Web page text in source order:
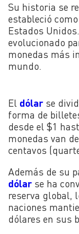
Su historia se
estableció
Estados
evolucionado
monedas más
mundo.
El dólar se
forma de
desde el $1
monedas van
centavos
Además de su
dólar se ha
reserva global,
naciones
dólares en sus